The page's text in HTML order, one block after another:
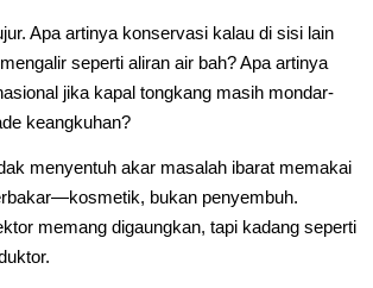
Apa artinya konservasi kalau di sisi lain
seperti aliran air bah? Apa artinya
jika kapal tongkang masih mondar-
keangkuhan?
menyentuh akar masalah ibarat memakai
bukan penyembuh.
memang digaungkan, tapi kadang seperti